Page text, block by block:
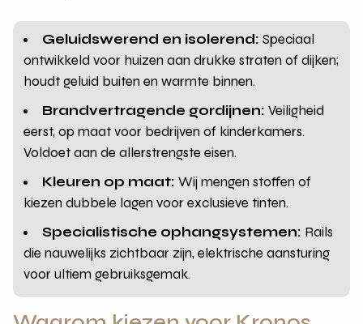
Geluidswerend en isolerend: Speciaal
ontwikkeld voor huizen aan drukke straten of dijken;
houdt geluid buiten en warmte binnen.
Brandvertragende gordijnen: Veiligheid
eerst, op maat voor bedrijven of kinderkamers.
Voldoet aan de allerstrengste eisen.
Kleuren op maat: Wij mengen stoffen of
kiezen dubbele lagen voor exclusieve tinten.
Specialistische ophangsystemen: Rails
die nauwelijks zichtbaar zijn, elektrische aansturing
voor ultiem gebruiksgemak.